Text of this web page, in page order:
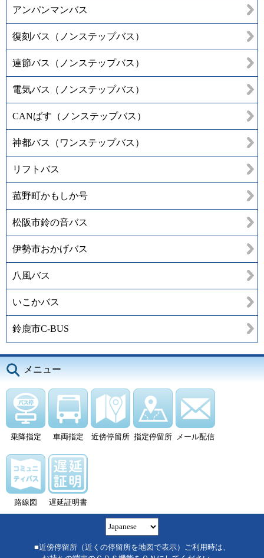
アンパンマンバス
復刻バス（ノンステップバス）
連節バス（ノンステップバス）
電気バス（ノンステップバス）
CANばす（ノンステップバス）
神都バス（ワンステップバス）
リフトバス
菰野町かもしか号
松阪市鈴の音バス
伊勢市おかげバス
八風バス
いこかバス
鈴鹿市C-BUS
メニュー
乗降指定 車両指定 近傍停留所 指定停留所 メール配信
路線図 遅延証明書
■近傍停留所（近くの停留所を地図で表示）ご利用時は、